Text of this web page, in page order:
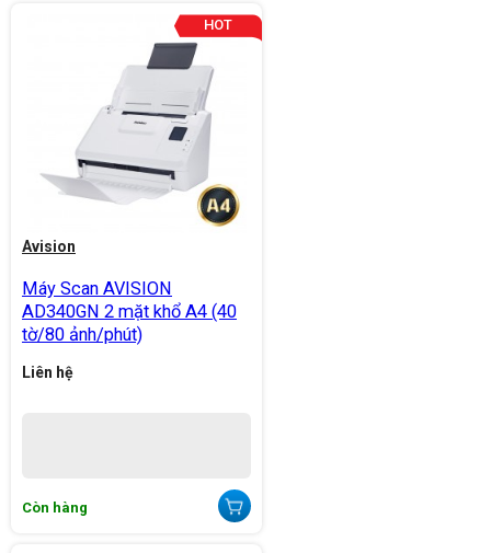
Avision
Máy Scan AVISION
AD340GN 2 mặt khổ A4 (40
tờ/80 ảnh/phút)
Liên hệ
Còn hàng